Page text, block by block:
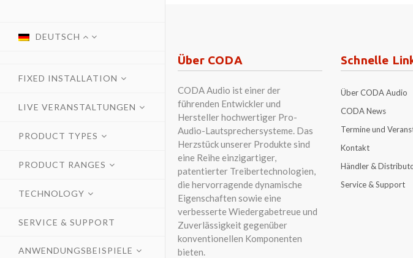
DEUTSCH
FIXED INSTALLATION
LIVE VERANSTALTUNGEN
PRODUCT TYPES
PRODUCT RANGES
TECHNOLOGY
SERVICE & SUPPORT
ANWENDUNGSBEISPIELE
Über CODA
CODA Audio ist einer der
führenden Entwickler und
Hersteller hochwertiger Pro-
Audio-Lautsprechersysteme. Das
Herzstück unserer Produkte sind
eine Reihe einzigartiger,
patentierter Treibertechnologien,
die hervorragende dynamische
Eigenschaften sowie eine
verbesserte Wiedergabetreue und
Zuverlässigkeit gegenüber
konventionellen Komponenten
bieten.
Schnelle
Über CODA Audio
CODA News
Termine und
Kontakt
Händler &
Service & Support